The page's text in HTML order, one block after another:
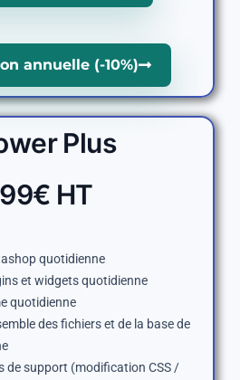
annuelle (-10%)
Plus
99€ HT
quotidienne
et widgets quotidienne
quotidienne
des fichiers et de la base de
de support (modification CSS /